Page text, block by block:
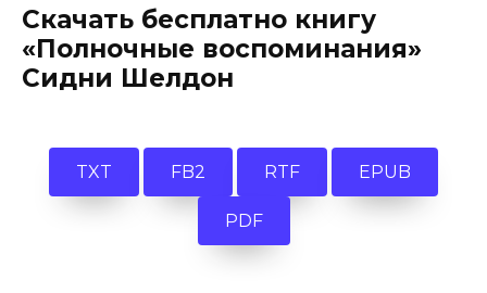
Скачать бесплатно книгу
«Полночные воспоминания»
Сидни Шелдон
TXT FB2 RTF EPUB
PDF